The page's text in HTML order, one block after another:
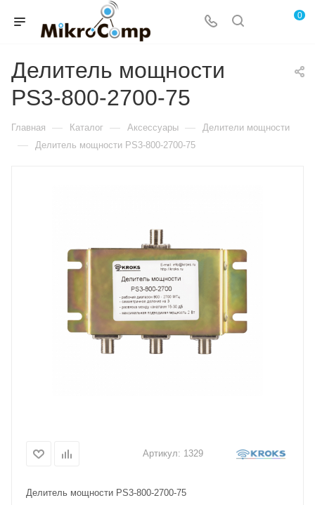
0
Делитель мощности
PS3-800-2700-75
Главная — Каталог — Аксессуары — Делители мощности
— Делитель мощности PS3-800-2700-75
Артикул: 1329
Делитель мощности PS3-800-2700-75